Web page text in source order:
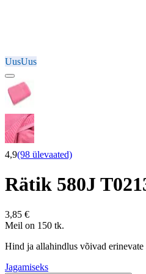
UusUus
4,9(98 ülevaated)
Rätik 580J
3,85 €
Meil on 150 tk.
Hind ja allahindlus võivad
Jagamiseks